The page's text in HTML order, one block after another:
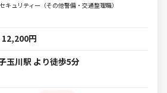
キュリティー（その他警備・交通整理職）
12,200円
玉川駅 より徒歩5分